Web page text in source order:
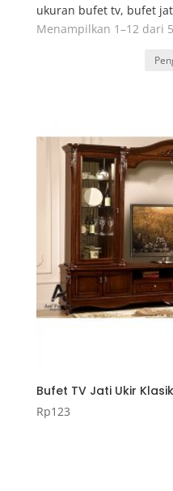
ukuran bufet tv, bufet
Menampilkan 1–12 dari
Bufet TV Jati Ukir
Rp123